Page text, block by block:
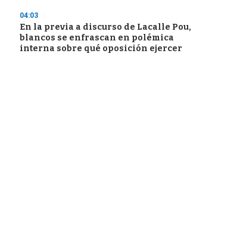
04:03
En la previa a discurso de Lacalle Pou,
blancos se enfrascan en polémica
interna sobre qué oposición ejercer